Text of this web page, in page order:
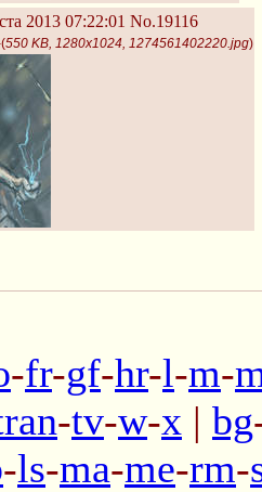
2013 07:22:01 No.19116
550 KB, 1280x1024, 1274561402220.jpg)
-fr-gf-hr-l-m-
-tv-w-x | bg
-ls-ma-me-rm-